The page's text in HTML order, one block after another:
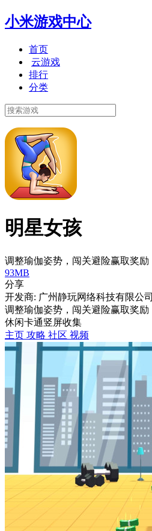
小米游戏中心
首页
云游戏
排行
分类
明星女孩
调整瑜伽姿势，闯关避险赢取奖励
93MB
分享
开发商: 广州静玩网络科技有限公司
调整瑜伽姿势，闯关避险赢取奖励
休闲卡通竖屏收集
主页 攻略 社区 视频